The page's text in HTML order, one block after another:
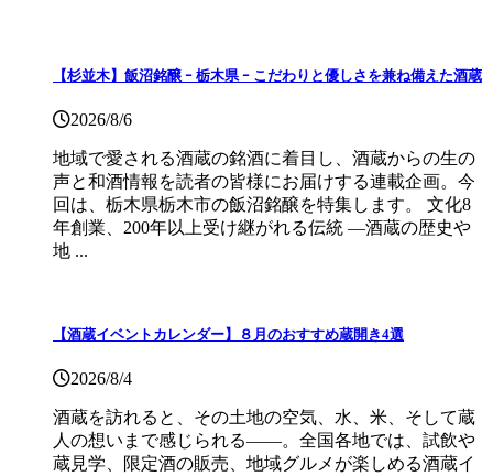
【杉並木】飯沼銘醸 ｰ 栃木県 ｰ こだわりと優しさを兼ね備えた酒蔵
2026/8/6
地域で愛される酒蔵の銘酒に着目し、酒蔵からの生の
声と和酒情報を読者の皆様にお届けする連載企画。今
回は、栃木県栃木市の飯沼銘醸を特集します。 文化8
年創業、200年以上受け継がれる伝統 ―酒蔵の歴史や
地 ...
【酒蔵イベントカレンダー】８月のおすすめ蔵開き4選
2026/8/4
酒蔵を訪れると、その土地の空気、水、米、そして蔵
人の想いまで感じられる——。全国各地では、試飲や
蔵見学、限定酒の販売、地域グルメが楽しめる酒蔵イ